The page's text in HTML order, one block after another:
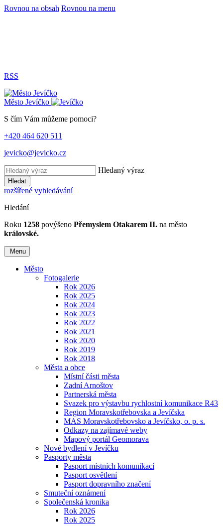
Rovnou na obsah Rovnou na menu
RSS
Město Jevíčko
S čím Vám můžeme pomoci?
+420 464 620 511
jevicko@jevicko.cz
Hledaný výraz
Hledat
rozšířené vyhledávání
Hledání
Roku 1258 povýšeno Přemyslem Otakarem II. na město
královské.
Menu
Město
Fotogalerie
Rok 2026
Rok 2025
Rok 2024
Rok 2023
Rok 2022
Rok 2021
Rok 2020
Rok 2019
Rok 2018
Města a obce
Místní části města
Zadní Arnoštov
Partnerská města
Svazek pro výstavbu rychlostní komunikace R43
Region Moravskotřebovska a Jevíčska
MAS Moravskotřebovsko a Jevíčsko, o. p. s.
Odkazy na zajímavé weby
Mapový portál Geomorava
Nové bydlení v Jevíčku
Pasporty města
Pasport místních komunikací
Pasport osvětlení
Pasport dopravního značení
Smuteční oznámení
Společenská kronika
Rok 2026
Rok 2025